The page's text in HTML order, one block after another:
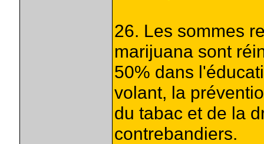
26. Les sommes
marijuana sont
50% dans
volant, la
du tabac et de la
contrebandiers.